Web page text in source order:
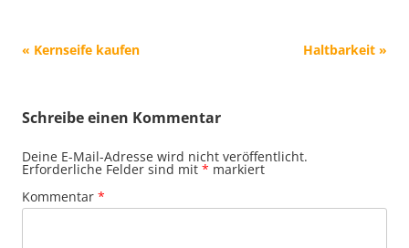
Beitrags-
« Kernseife kaufen Haltbarkeit »
Schreibe einen Kommentar
Deine E-Mail-Adresse wird nicht veröffentlicht.
Erforderliche Felder sind mit * markiert
Kommentar *